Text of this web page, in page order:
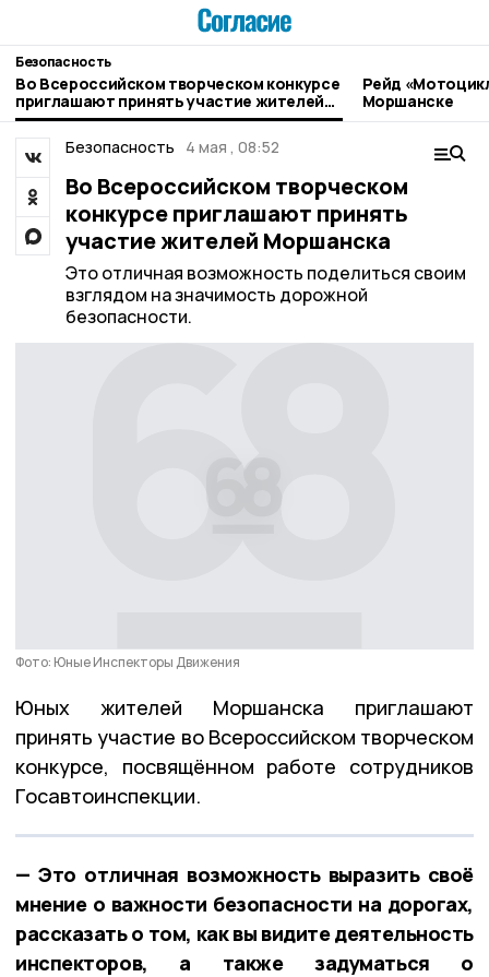
Безопасность
Во Всероссийском творческом конкурсе
приглашают принять участие жителей
Моршанска
Рейд
Моршанске
Безопасность 4 мая , 08:52
Во Всероссийском творческом
конкурсе приглашают принять
участие жителей Моршанска
Это отличная возможность поделиться своим
взглядом на значимость дорожной
безопасности.
Фото: Юные Инспекторы Движения
Юных жителей Моршанска приглашают
принять участие во Всероссийском творческом
конкурсе, посвящённом работе сотрудников
Госавтоинспекции.
— Это отличная возможность выразить своё
мнение о важности безопасности на дорогах,
рассказать о том, как вы видите деятельность
инспекторов, а также задуматься о